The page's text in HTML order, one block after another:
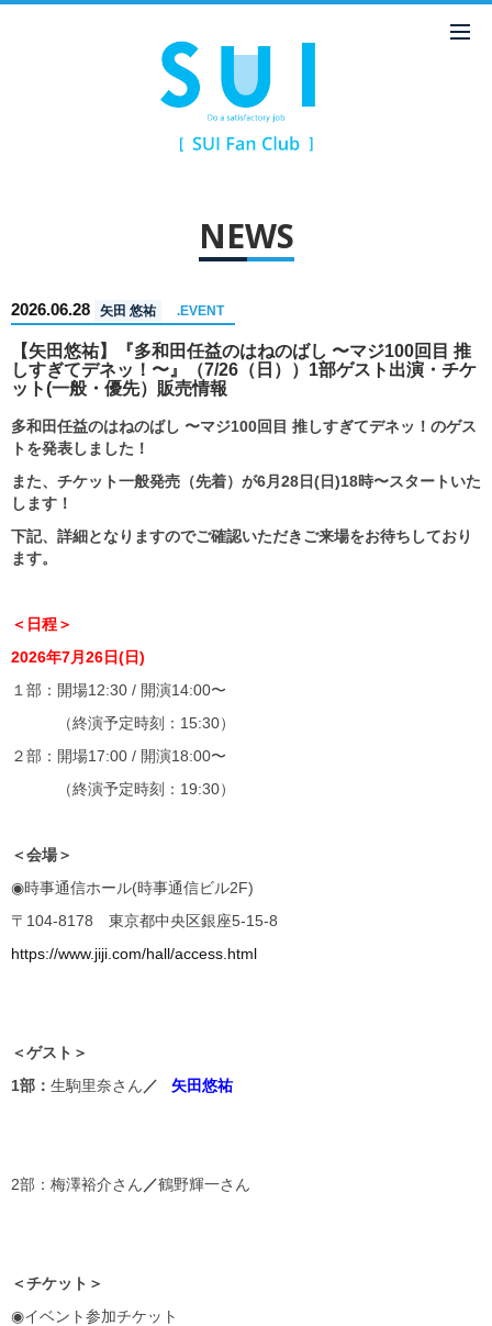
NEWS
2026.06.28 矢田 悠祐 .EVENT
【矢田悠祐】『多和田任益のはねのばし 〜マジ100回目 推
しすぎてデネッ！〜』（7/26（日））1部ゲスト出演・チケ
ット(一般・優先）販売情報
多和田任益のはねのばし 〜マジ100回目 推しすぎてデネッ！のゲス
トを発表しました！
また、チケット一般発売（先着）が6月28日(日)18時〜スタートいた
します！
下記、詳細となりますのでご確認いただきご来場をお待ちしており
ます。
＜日程＞
2026年7月26日(日)
１部：開場12:30 / 開演14:00〜
（終演予定時刻：15:30）
２部：開場17:00 / 開演18:00〜
（終演予定時刻：19:30）
＜会場＞
◉時事通信ホール(時事通信ビル2F)
〒104-8178 東京都中央区銀座5-15-8
https://www.jiji.com/hall/access.html
＜ゲスト＞
1部： 生駒里奈さん ／ 矢田悠祐
2部：梅澤裕介さん ／鶴野輝一さん
＜チケット＞
◉イベント参加チケット